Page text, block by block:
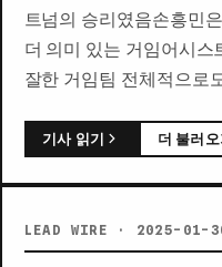
트넘의 승리였음손흥민
더 의미 있는 거임어시스
잘한 거임팀 전체적으로
기사 읽기 더 불러오
LEAD WIRE · 2025-01-